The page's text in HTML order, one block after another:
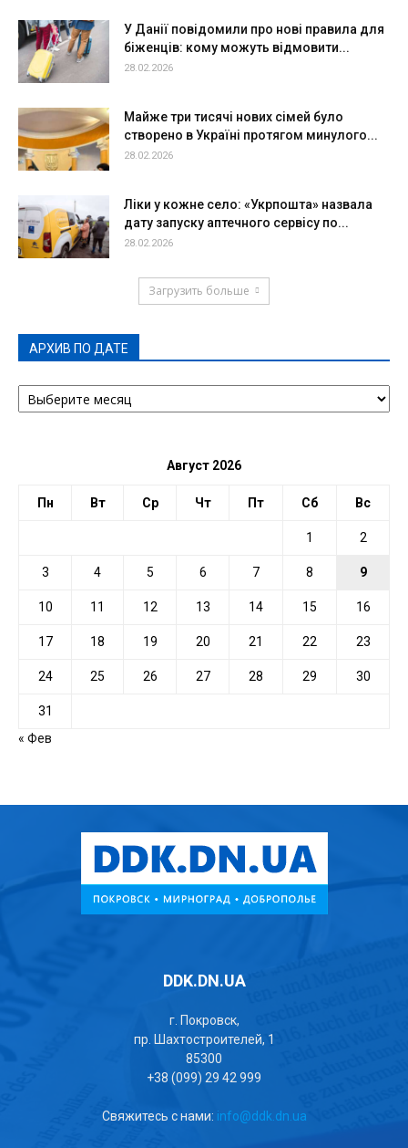
У Данії повідомили про нові правила для
біженців: кому можуть відмовити...
28.02.2026
Майже три тисячі нових сімей було
створено в Україні протягом минулого...
28.02.2026
Ліки у кожне село: «Укрпошта» назвала
дату запуску аптечного сервісу по...
28.02.2026
Загрузить больше
АРХИВ ПО ДАТЕ
АРХИВ
ПО
Август 2026
Пн Вт Ср Чт Пт Сб Вс
1 2
3 4 5 6 7 8 9
10 11 12 13 14 15 16
17 18 19 20 21 22 23
24 25 26 27 28 29 30
31
« Фев
DDK.DN.UA
г. Покровск,
пр. Шахтостроителей, 1
85300
+38 (099) 29 42 999
Свяжитесь с нами: info@ddk.dn.ua